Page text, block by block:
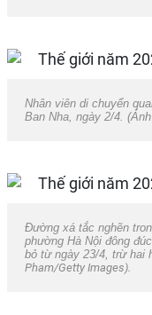
Nhân viên di chuyển
Ban Nha, ngày 2/4.
Đường xá tắc nghẽn
phường Hà Nội đông
bỏ từ ngày 23/4, trừ hai
Pham/Getty Images).